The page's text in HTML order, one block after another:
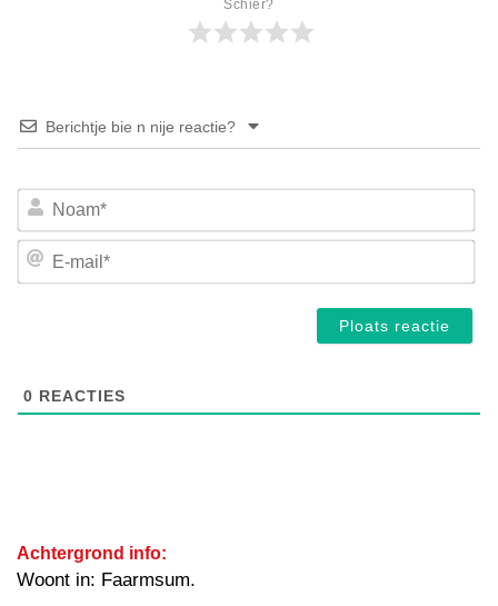
Schier?
Berichtje bie n nije reactie?
E-
0 REACTIES
Achtergrond info:
Woont in: Faarmsum.